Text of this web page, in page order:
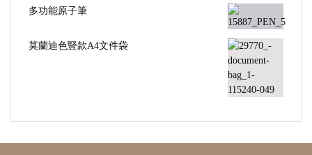
多功能原子筆
莫蘭迪色豎款A4文件袋